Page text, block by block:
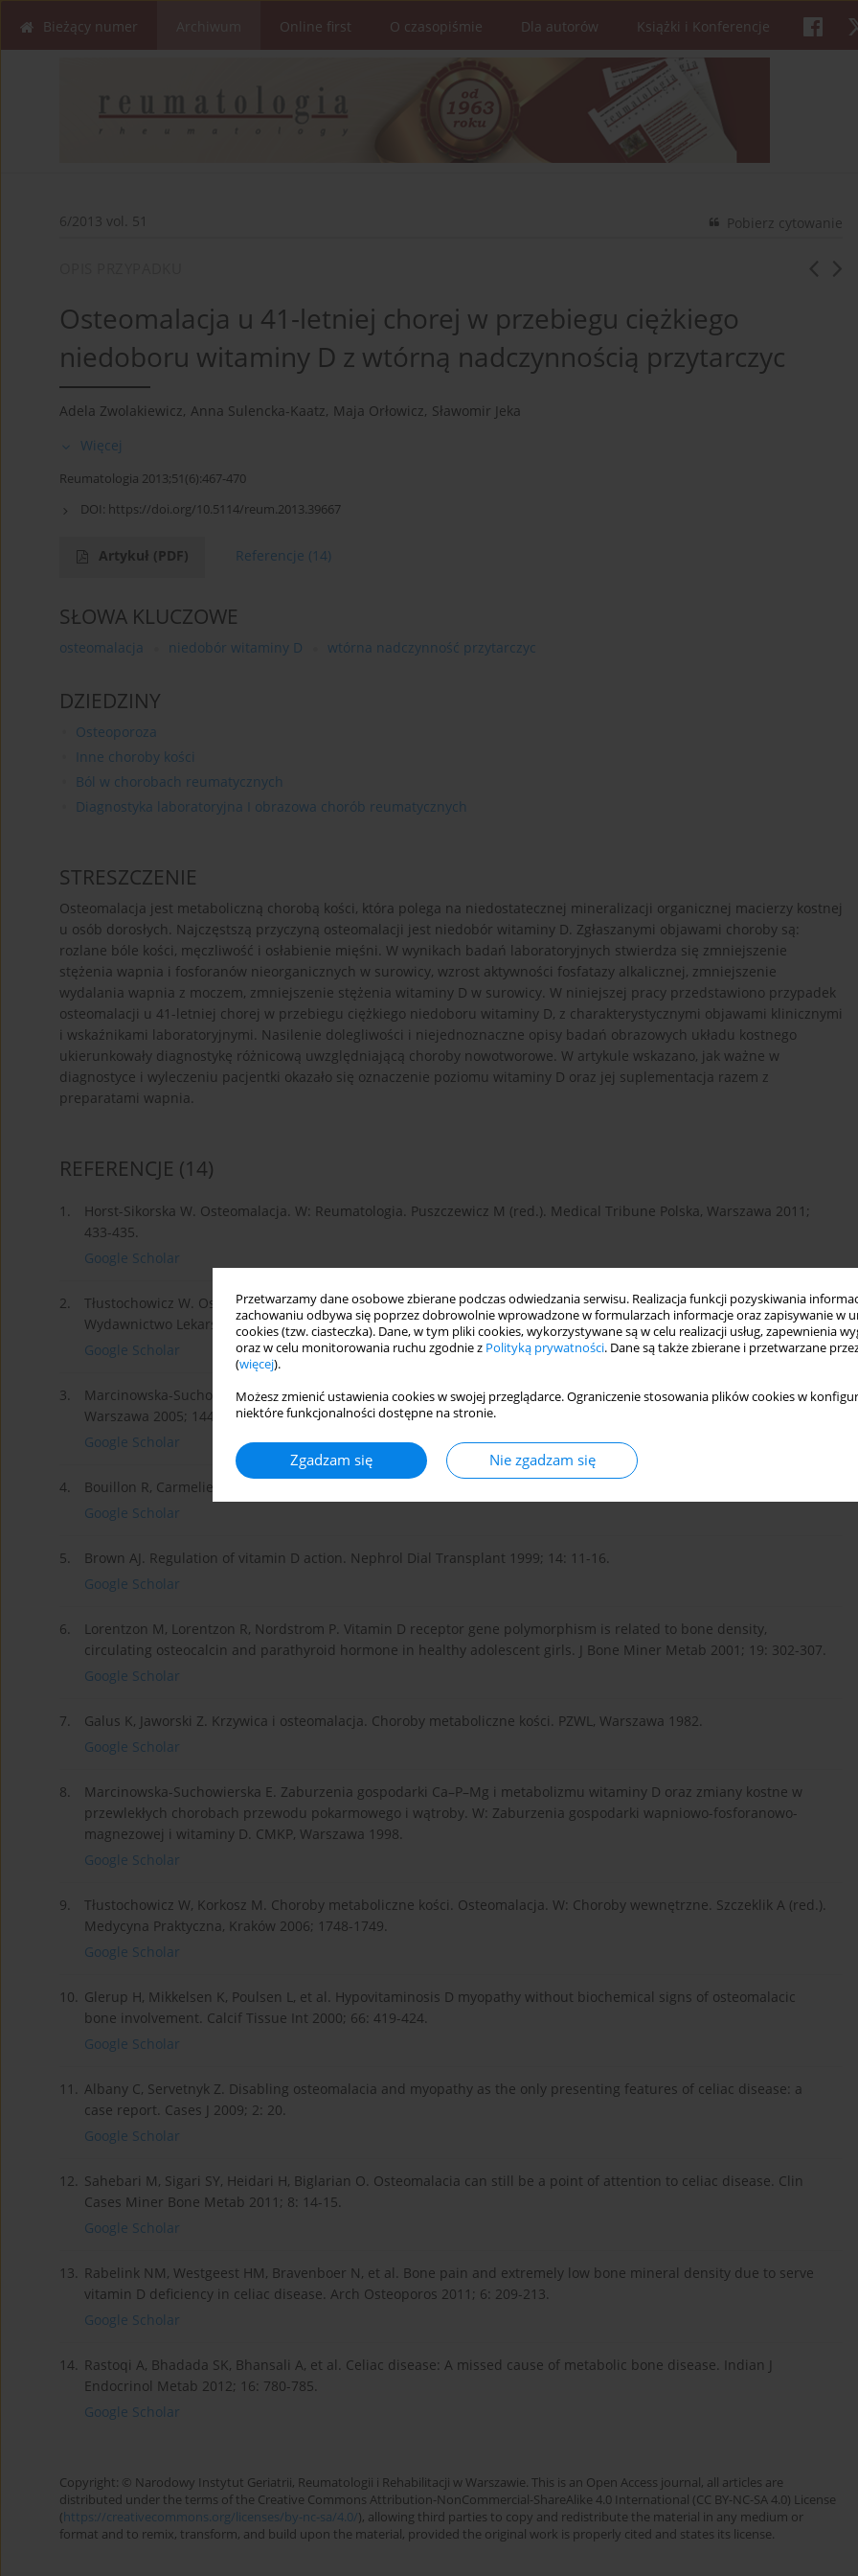
Przetwarzamy dane osobowe zbierane podczas odwiedzania serwisu. Realizacja funkcji pozyskiwania
zachowaniu odbywa się poprzez dobrowolnie wprowadzone w formularzach informacje oraz zapisywanie w
cookies (tzw. ciasteczka). Dane, w tym pliki cookies, wykorzystywane są w celu realizacji usług, zapewnienia
oraz w celu monitorowania ruchu zgodnie z Polityką prywatności. Dane są także zbierane i przetwarzane
(więcej).
Możesz zmienić ustawienia cookies w swojej przeglądarce. Ograniczenie stosowania plików cookies w
niektóre funkcjonalności dostępne na stronie.
Zgadzam się Nie zgadzam się
Bieżący numer Online first O czasopiśmie Dla autorów Książki i Konferencje
6/2013 vol. 51 Pobierz cytowanie
Osteomalacja u 41-letniej chorej w przebiegu ciężkiego
niedoboru witaminy D z wtórną nadczynnością przytarczyc
Adela Zwolakiewicz, Anna Sulencka-Kaatz, Maja Orłowicz, Sławomir Jeka
Więcej
Reumatologia 2013;51(6):467-470
DOI: https://doi.org/10.5114/reum.2013.39667
Artykuł (PDF) Referencje (14)
SŁOWA KLUCZOWE
osteomalacja niedobór witaminy D wtórna nadczynność przytarczyc
DZIEDZINY
Osteoporoza
Inne choroby kości
Ból w chorobach reumatycznych
Diagnostyka laboratoryjna I obrazowa chorób reumatycznych
STRESZCZENIE
Osteomalacja jest metaboliczną chorobą kości, która polega na niedostatecznej mineralizacji organicznej macierzy kostnej
u osób dorosłych. Najczęstszą przyczyną osteomalacji jest niedobór witaminy D. Zgłaszanymi objawami choroby są:
rozlane bóle kości, męczliwość i osłabienie mięśni. W wynikach badań laboratoryjnych stwierdza się zmniejszenie
stężenia wapnia i fosforanów nieorganicznych w surowicy, wzrost aktywności fosfatazy alkalicznej, zmniejszenie
wydalania wapnia z moczem, zmniejszenie stężenia witaminy D w surowicy. W niniejszej pracy przedstawiono przypadek
osteomalacji u 41-letniej chorej w przebiegu ciężkiego niedoboru witaminy D, z charakterystycznymi objawami klinicznymi
i wskaźnikami laboratoryjnymi. Nasilenie dolegliwości i niejednoznaczne opisy badań obrazowych układu kostnego
ukierunkowały diagnostykę różnicową uwzględniającą choroby nowotworowe. W artykule wskazano, jak ważne w
diagnostyce i wyleczeniu pacjentki okazało się oznaczenie poziomu witaminy D oraz jej suplementacja razem z
preparatami wapnia.
REFERENCJE (14)
1.
Horst-Sikorska W. Osteomalacja. W: Reumatologia. Puszczewicz M (red.). Medical Tribune Polska, Warszawa 2011;
433-435.
Google Scholar
2.
Tłustochowicz W. Osteoporoza i osteomalacja. W: Reumatologia kliniczna. Zimmermann-Górska I (red.).
Wydawnictwo Lekarskie PZWL, Warszawa 2008; 917-918.
Google Scholar
3.
Marcinowska-Suchowierska E, Tałałaj M. Osteomalacja. W: Choroby metaboliczne kości. Badurski J (red.). Borgis,
Warszawa 2005; 144-158.
Google Scholar
4.
Bouillon R, Carmeliet G, Daci E, et al. Vitamin D metabolism and action. Osteoporosis Int 1998; Suppl. 8: S13-S19.
Google Scholar
5.
Brown AJ. Regulation of vitamin D action. Nephrol Dial Transplant 1999; 14: 11-16.
Google Scholar
6.
Lorentzon M, Lorentzon R, Nordstrom P. Vitamin D receptor gene polymorphism is related to bone density,
circulating osteocalcin and parathyroid hormone in healthy adolescent girls. J Bone Miner Metab 2001; 19: 302-307.
Google Scholar
7.
Galus K, Jaworski Z. Krzywica i osteomalacja. Choroby metaboliczne kości. PZWL, Warszawa 1982.
Google Scholar
8.
Marcinowska-Suchowierska E. Zaburzenia gospodarki Ca–P–Mg i metabolizmu witaminy D oraz zmiany kostne w
przewlekłych chorobach przewodu pokarmowego i wątroby. W: Zaburzenia gospodarki wapniowo-fosforanowo-
magnezowej i witaminy D. CMKP, Warszawa 1998.
Google Scholar
9.
Tłustochowicz W, Korkosz M. Choroby metaboliczne kości. Osteomalacja. W: Choroby wewnętrzne. Szczeklik A (red.).
Medycyna Praktyczna, Kraków 2006; 1748-1749.
Google Scholar
10. Glerup H, Mikkelsen K, Poulsen L, et al. Hypovitaminosis D myopathy without biochemical signs of osteomalacic
bone involvement. Calcif Tissue Int 2000; 66: 419-424.
Google Scholar
11. Albany C, Servetnyk Z. Disabling osteomalacia and myopathy as the only presenting features of celiac disease: a
case report. Cases J 2009; 2: 20.
Google Scholar
12. Sahebari M, Sigari SY, Heidari H, Biglarian O. Osteomalacia can still be a point of attention to celiac disease. Clin
Cases Miner Bone Metab 2011; 8: 14-15.
Google Scholar
13. Rabelink NM, Westgeest HM, Bravenboer N, et al. Bone pain and extremely low bone mineral density due to serve
vitamin D deficiency in celiac disease. Arch Osteoporos 2011; 6: 209-213.
Google Scholar
14. Rastoqi A, Bhadada SK, Bhansali A, et al. Celiac disease: A missed cause of metabolic bone disease. Indian J
Endocrinol Metab 2012; 16: 780-785.
Google Scholar
Copyright: © Narodowy Instytut Geriatrii, Reumatologii i Rehabilitacji w Warszawie. This is an Open Access journal, all articles are
distributed under the terms of the Creative Commons Attribution-NonCommercial-ShareAlike 4.0 International (CC BY-NC-SA 4.0) License
(https://creativecommons.org/licenses/by-nc-sa/4.0/), allowing third parties to copy and redistribute the material in any medium or
format and to remix, transform, and build upon the material, provided the original work is properly cited and states its license.